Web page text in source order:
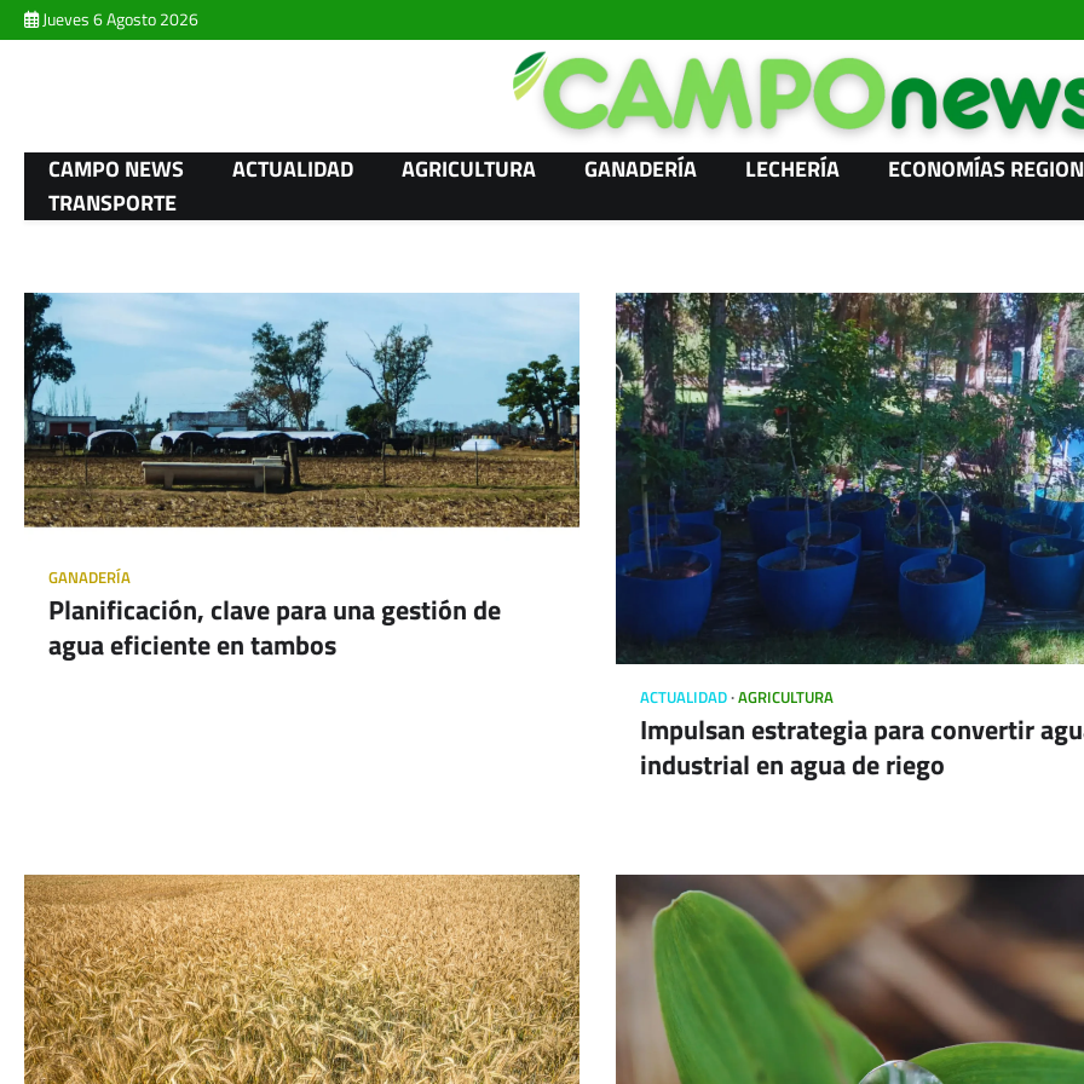
Skip
to
Jueves 6 Agosto 2026
CAMPO NEWS ACTUALIDAD AGRICULTURA GANADERÍA LECHERÍA
ECONOMÍAS
TRANSPORTE
GANADERÍA
Planificación, clave para una gestión de
agua eficiente en tambos
ACTUALIDAD AGRICULTURA
Impulsan estrategia para convertir
industrial en agua de riego